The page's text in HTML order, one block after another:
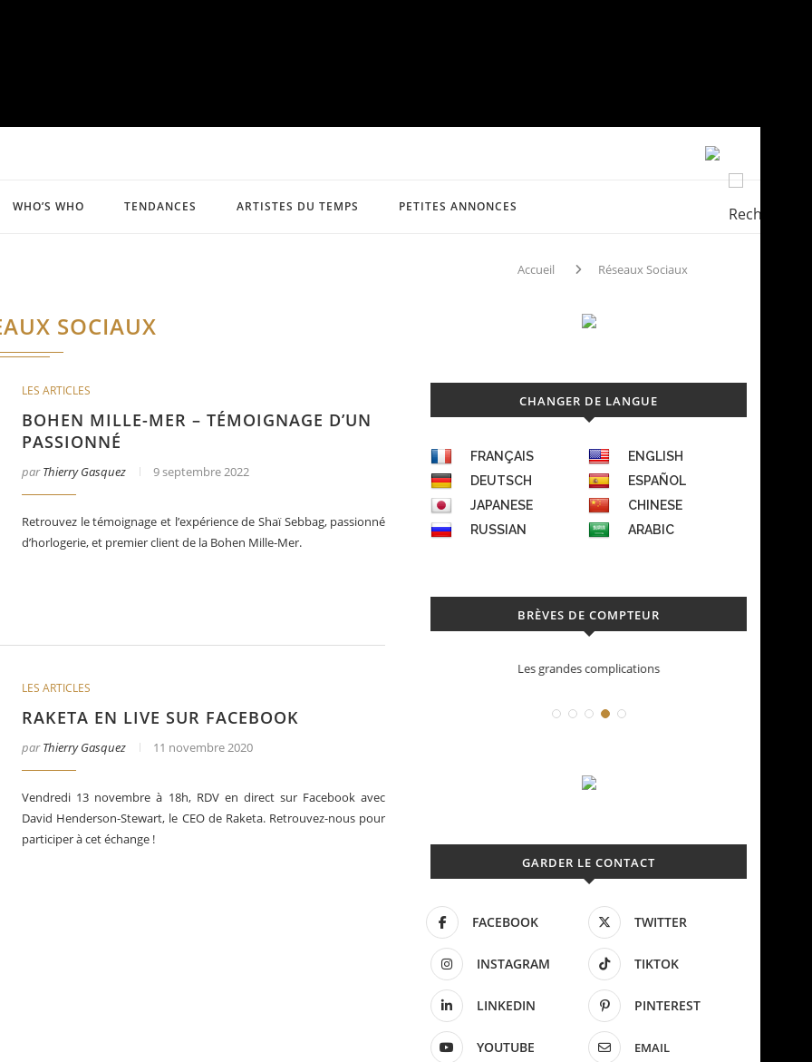
WHO’S WHO TENDANCES ARTISTES DU TEMPS PETITES ANNONCES
Accueil Réseaux Sociaux
SOCIAUX
LES ARTICLES
BOHEN MILLE-MER – TÉMOIGNAGE D’UN
PASSIONNÉ
parThierry Gasquez 9 septembre 2022
Retrouvez le témoignage et l’expérience de Shaï Sebbag, passionné
d’horlogerie, et premier client de la Bohen Mille-Mer.
LES ARTICLES
RAKETA EN LIVE SUR FACEBOOK
parThierry Gasquez 11 novembre 2020
Vendredi 13 novembre à 18h, RDV en direct sur Facebook avec
David Henderson-Stewart, le CEO de Raketa. Retrouvez-nous pour
participer à cet échange !
CHANGER DE LANGUE
FRANÇAIS
ENGLISH
DEUTSCH
ESPAÑOL
JAPANESE
CHINESE
RUSSIAN
ARABIC
BRÈVES DE COMPTEUR
Les grandes complications
GARDER LE CONTACT
FACEBOOK TWITTER
INSTAGRAM TIKTOK
LINKEDIN PINTEREST
YOUTUBE EMAIL